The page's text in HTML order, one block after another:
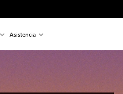
Asistencia